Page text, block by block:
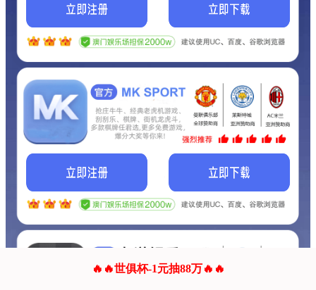
我们的网站正在建设.
它将是非常棒的网站.
联系我们!